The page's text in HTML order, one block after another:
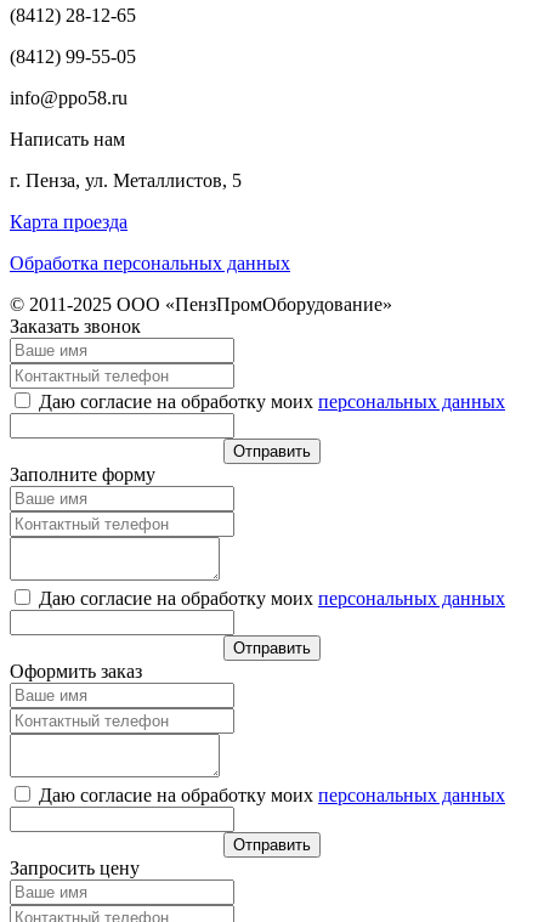
(8412) 28-12-65
(8412) 99-55-05
info@ppo58.ru
Написать нам
г. Пенза, ул. Металлистов, 5
Карта проезда
Обработка персональных данных
© 2011-2025 ООО «ПензПромОборудование»
Заказать звонок
Даю согласие на обработку моих персональных данных
Заполните форму
Даю согласие на обработку моих персональных данных
Оформить заказ
Даю согласие на обработку моих персональных данных
Запросить цену